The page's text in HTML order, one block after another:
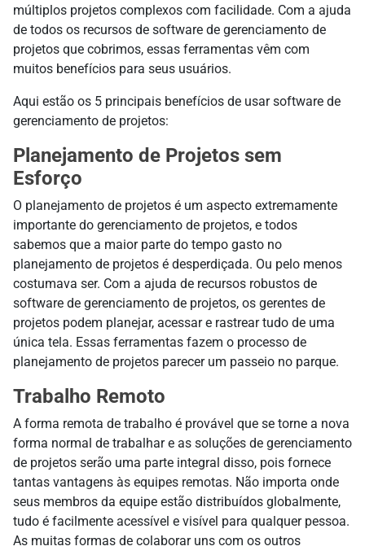
múltiplos projetos complexos com facilidade. Com a ajuda
de todos os recursos de software de gerenciamento de
projetos que cobrimos, essas ferramentas vêm com
muitos benefícios para seus usuários.
Aqui estão os 5 principais benefícios de usar software de
gerenciamento de projetos:
Planejamento de Projetos sem
Esforço
O planejamento de projetos é um aspecto extremamente
importante do gerenciamento de projetos, e todos
sabemos que a maior parte do tempo gasto no
planejamento de projetos é desperdiçada. Ou pelo menos
costumava ser. Com a ajuda de recursos robustos de
software de gerenciamento de projetos, os gerentes de
projetos podem planejar, acessar e rastrear tudo de uma
única tela. Essas ferramentas fazem o processo de
planejamento de projetos parecer um passeio no parque.
Trabalho Remoto
A forma remota de trabalho é provável que se torne a nova
forma normal de trabalhar e as soluções de gerenciamento
de projetos serão uma parte integral disso, pois fornece
tantas vantagens às equipes remotas. Não importa onde
seus membros da equipe estão distribuídos globalmente,
tudo é facilmente acessível e visível para qualquer pessoa.
As muitas formas de colaborar uns com os outros